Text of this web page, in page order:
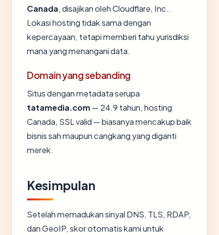
Canada, disajikan oleh Cloudflare, Inc..
Lokasi hosting tidak sama dengan
kepercayaan, tetapi memberi tahu yurisdiksi
mana yang menangani data.
Domain yang sebanding
Situs dengan metadata serupa
tatamedia.com — 24.9 tahun, hosting
Canada, SSL valid — biasanya mencakup baik
bisnis sah maupun cangkang yang diganti
merek.
Kesimpulan
Setelah memadukan sinyal DNS, TLS, RDAP,
dan GeoIP, skor otomatis kami untuk